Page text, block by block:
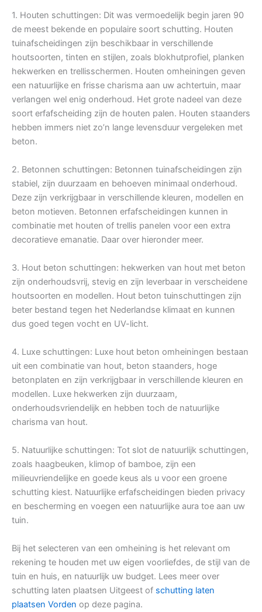
1. Houten schuttingen: Dit was vermoedelijk begin jaren 90
de meest bekende en populaire soort schutting. Houten
tuinafscheidingen zijn beschikbaar in verschillende
houtsoorten, tinten en stijlen, zoals blokhutprofiel, planken
hekwerken en trellisschermen. Houten omheiningen geven
een natuurlijke en frisse charisma aan uw achtertuin, maar
verlangen wel enig onderhoud. Het grote nadeel van deze
soort erfafscheiding zijn de houten palen. Houten staanders
hebben immers niet zo’n lange levensduur vergeleken met
beton.
2. Betonnen schuttingen: Betonnen tuinafscheidingen zijn
stabiel, zijn duurzaam en behoeven minimaal onderhoud.
Deze zijn verkrijgbaar in verschillende kleuren, modellen en
beton motieven. Betonnen erfafscheidingen kunnen in
combinatie met houten of trellis panelen voor een extra
decoratieve emanatie. Daar over hieronder meer.
3. Hout beton schuttingen: hekwerken van hout met beton
zijn onderhoudsvrij, stevig en zijn leverbaar in verscheidene
houtsoorten en modellen. Hout beton tuinschuttingen zijn
beter bestand tegen het Nederlandse klimaat en kunnen
dus goed tegen vocht en UV-licht.
4. Luxe schuttingen: Luxe hout beton omheiningen bestaan
uit een combinatie van hout, beton staanders, hoge
betonplaten en zijn verkrijgbaar in verschillende kleuren en
modellen. Luxe hekwerken zijn duurzaam,
onderhoudsvriendelijk en hebben toch de natuurlijke
charisma van hout.
5. Natuurlijke schuttingen: Tot slot de natuurlijk schuttingen,
zoals haagbeuken, klimop of bamboe, zijn een
milieuvriendelijke en goede keus als u voor een groene
schutting kiest. Natuurlijke erfafscheidingen bieden privacy
en bescherming en voegen een natuurlijke aura toe aan uw
tuin.
Bij het selecteren van een omheining is het relevant om
rekening te houden met uw eigen voorliefdes, de stijl van de
tuin en huis, en natuurlijk uw budget. Lees meer over
schutting laten plaatsen Uitgeest of schutting laten
plaatsen Vorden op deze pagina.